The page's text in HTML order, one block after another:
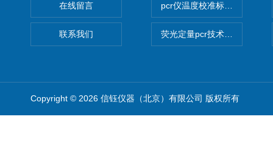
在线留言
联系我们
pcr仪温度校准标定设备
荧光定量pcr技术定制化服务
Copyright © 2026 信钰仪器（北京）有限公司 版权所有